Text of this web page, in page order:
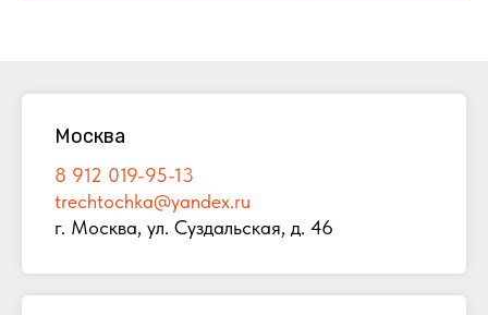
Москва
8 912 019-95-13
trechtochka@yandex.ru
г. Москва, ул. Суздальская, д. 46